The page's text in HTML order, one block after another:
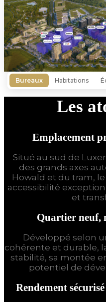
Bureaux Habitations
Les
Emplacement
Situé au sud de
des grands axes
Howald et du tram,
accessibilité
et
Quartier neuf,
Développé selon
cohérente et durable,
stabilité, sa montée
potentiel de
Rendement